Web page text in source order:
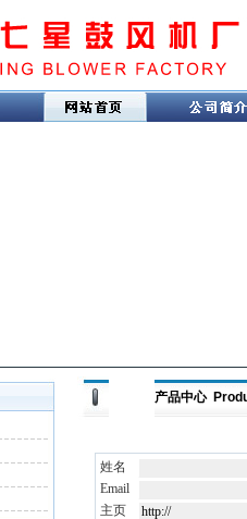
产品中心
姓名
Email
主页